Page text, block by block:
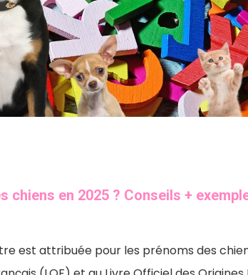
chiens en 2025 ? Conseils +
est attribuée pour les prénoms des